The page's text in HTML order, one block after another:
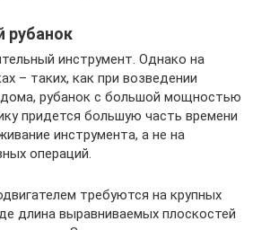
рубанок
инструмент. Однако на
– таких, как при возведении
дома, рубанок с большой мощностью
придется большую часть времени
инструмента, а не на
операций.
требуются на крупных
длина выравниваемых плоскостей